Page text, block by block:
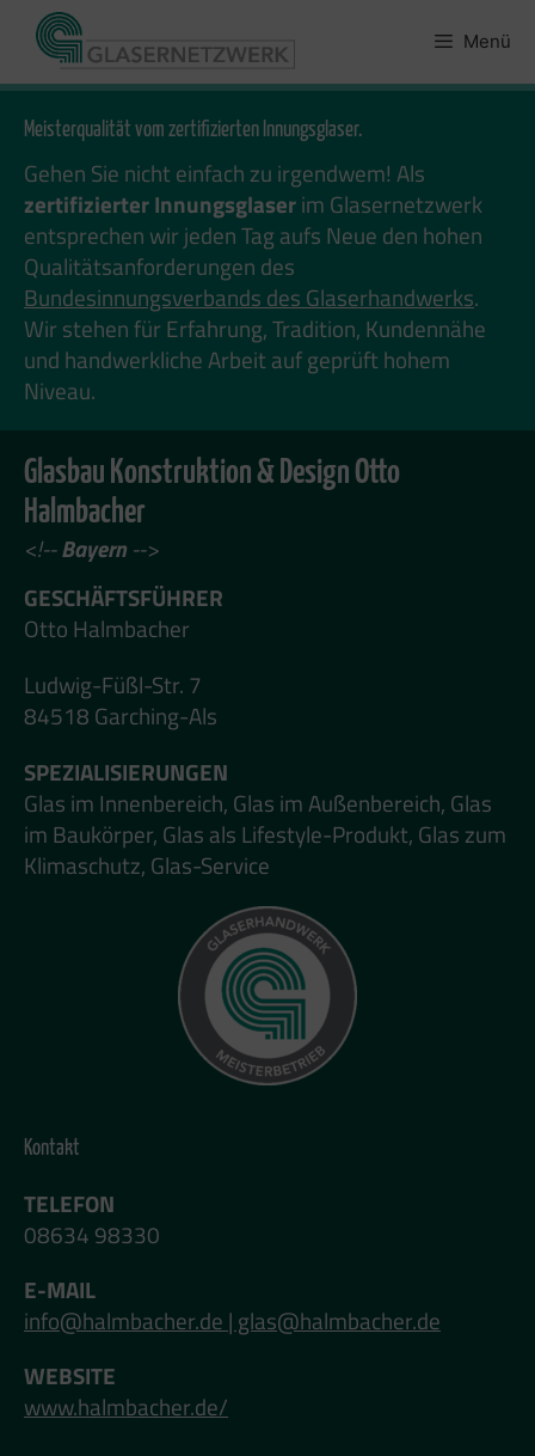
Zum
Inhalt
springen
Menü
Meisterqualität vom zertifizierten Innungsglaser.
Gehen Sie nicht einfach zu irgendwem! Als
zertifizierter Innungsglaserim Glasernetzwerk
entsprechen wir jeden Tag aufs Neue den hohen
Qualitätsanforderungen des
Bundesinnungsverbands des Glaserhandwerks.
Wir stehen für Erfahrung, Tradition, Kundennähe
und handwerkliche Arbeit auf geprüft hohem
Niveau.
Glasbau Konstruktion & Design Otto
Halmbacher
<!--Bayern -->
GESCHÄFTSFÜHRER
Otto Halmbacher
Ludwig-Füßl-Str. 7
84518 Garching-Als
SPEZIALISIERUNGEN
Glas im Innenbereich, Glas im Außenbereich, Glas
im Baukörper, Glas als Lifestyle-Produkt, Glas zum
Klimaschutz, Glas-Service
Kontakt
TELEFON
08634 98330
E-MAIL
info@halmbacher.de | glas@halmbacher.de
WEBSITE
www.halmbacher.de/